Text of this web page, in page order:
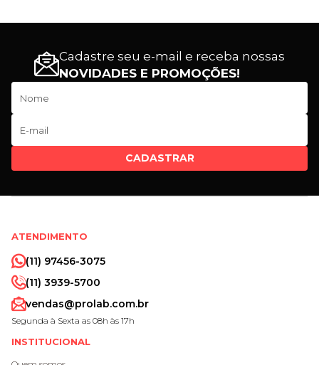
Cadastre seu e-mail e receba nossas
NOVIDADES E PROMOÇÕES!
CADASTRAR
ATENDIMENTO
(11) 97456-3075
(11) 3939-5700
vendas@prolab.com.br
Segunda à Sexta as 08h às 17h
INSTITUCIONAL